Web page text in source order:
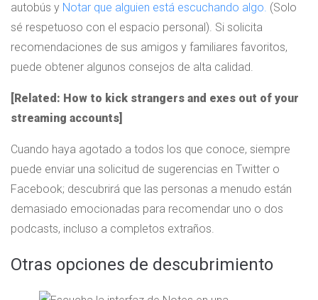
autobús y Notar que alguien está escuchando algo. (Solo
sé respetuoso con el espacio personal). Si solicita
recomendaciones de sus amigos y familiares favoritos,
puede obtener algunos consejos de alta calidad.
[Related: How to kick strangers and exes out of your
streaming accounts]
Cuando haya agotado a todos los que conoce, siempre
puede enviar una solicitud de sugerencias en Twitter o
Facebook; descubrirá que las personas a menudo están
demasiado emocionadas para recomendar uno o dos
podcasts, incluso a completos extraños.
Otras opciones de descubrimiento